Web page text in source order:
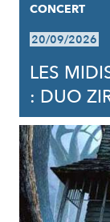
CONCERT
20/09/2026
LES
: DUO